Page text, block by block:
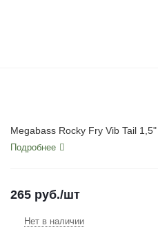
Megabass Rocky Fry Vib Tail 1,5"
Подробнее
265 руб./шт
Нет в наличии